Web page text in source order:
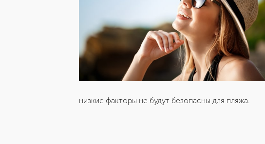
низкие факторы не будут безопасны для пляжа.